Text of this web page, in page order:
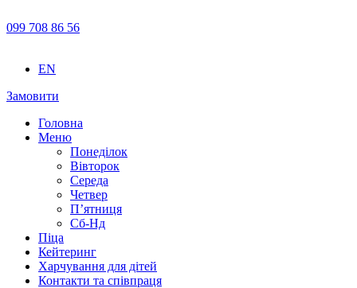
099 708 86 56
EN
Замовити
Головна
Меню
Понеділок
Вівторок
Середа
Четвер
П’ятниця
Сб-Нд
Піца
Кейтеринг
Харчування для дітей
Контакти та співпраця